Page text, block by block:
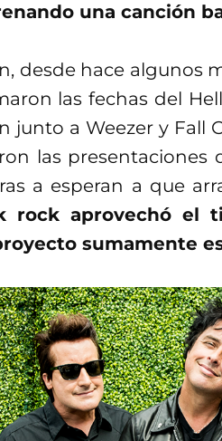
una canción
desde hace algunos
las fechas del
junto a Weezer y Fall
las
a esperan a que
rock aprovechó el
sumamente